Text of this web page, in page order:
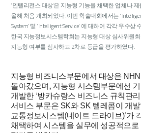
‘인텔리전스 대상’은 지능형 기능을 채택한 업체나
올해 처음 개최되었다. 이번 학술대회에서는
System’ 및 ‘Intelligent Service’ 에 대하여 각각 우수상
한국 지능정보시스템학회는 지능형 대상 심사위원
지능형 여부를 심사하고 2차로 등급을 평가하였다.
지능형 비즈니스부문에서 대상은
돌아갔으며, 지능형 시스템부문에선
개발한 ‘방카슈랑스 비즈니스 규칙관
서비스 부문은 SK와 SK 텔레콤이 개발
교통정보시스템(네이트 드라이브)’가
채택하여 시스템을 실무에 성공적으